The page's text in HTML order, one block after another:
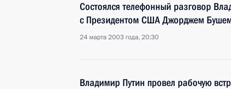
Состоялся телефонный разговор
с Президентом США Джорджем
24 марта 2003 года, 20:30
Владимир Путин провел рабочую